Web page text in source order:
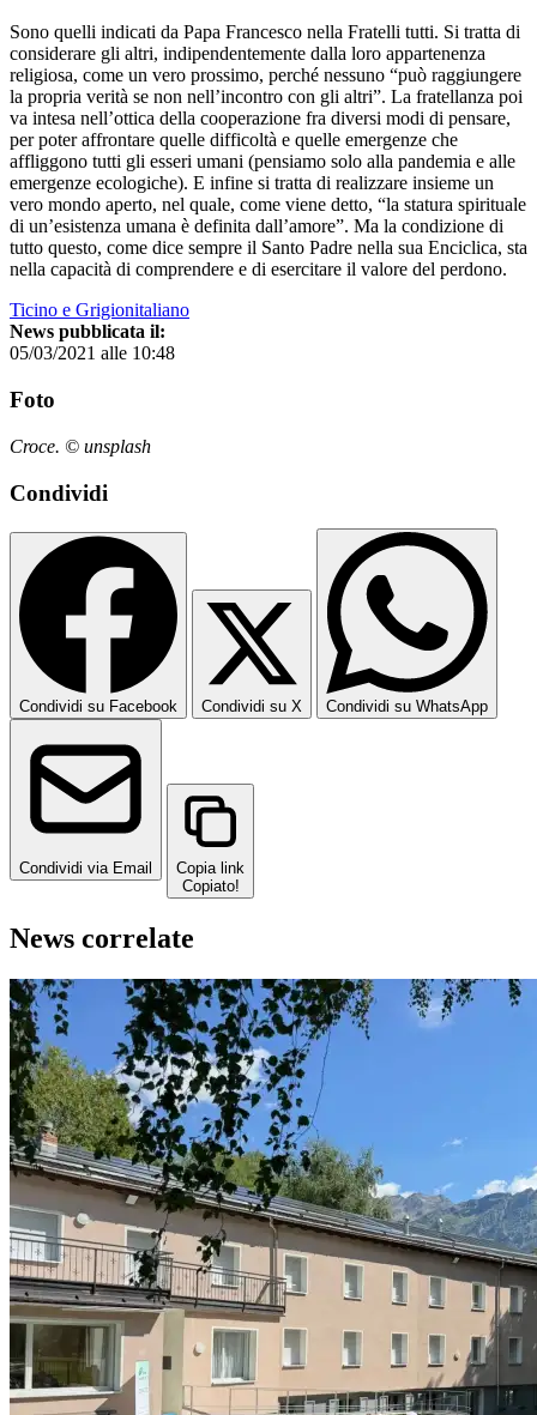
Sono quelli indicati da Papa Francesco nella Fratelli tutti. Si tratta di
considerare gli altri, indipendentemente dalla loro appartenenza
religiosa, come un vero prossimo, perché nessuno “può raggiungere
la propria verità se non nell’incontro con gli altri”. La fratellanza poi
va intesa nell’ottica della cooperazione fra diversi modi di pensare,
per poter affrontare quelle difficoltà e quelle emergenze che
affliggono tutti gli esseri umani (pensiamo solo alla pandemia e alle
emergenze ecologiche). E infine si tratta di realizzare insieme un
vero mondo aperto, nel quale, come viene detto, “la statura spirituale
di un’esistenza umana è definita dall’amore”. Ma la condizione di
tutto questo, come dice sempre il Santo Padre nella sua Enciclica, sta
nella capacità di comprendere e di esercitare il valore del perdono.
Ticino e Grigionitaliano
News pubblicata il:
05/03/2021 alle 10:48
Foto
Croce. © unsplash
Condividi
Condividi su Facebook Condividi su X Condividi su WhatsApp
Condividi via Email
Copia link
Copiato!
News correlate